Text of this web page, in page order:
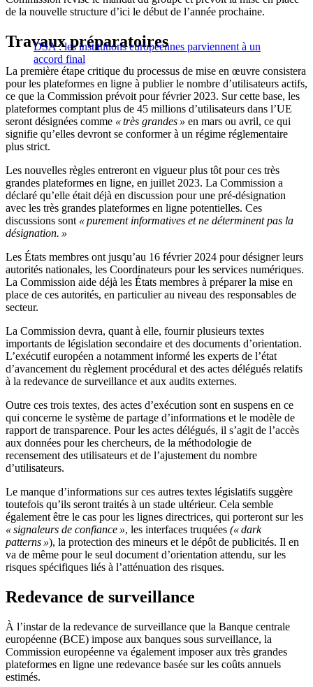
de la nouvelle structure d’ici le début de l’année prochaine.
DSA : les institutions européennes parviennent à un
accord final
Travaux préparatoires
La première étape critique du processus de mise en œuvre consistera
pour les plateformes en ligne à publier le nombre d’utilisateurs actifs,
ce que la Commission prévoit pour février 2023. Sur cette base, les
plateformes comptant plus de 45 millions d’utilisateurs dans l’UE
seront désignées comme « très grandes » en mars ou avril, ce qui
signifie qu’elles devront se conformer à un régime réglementaire
plus strict.
Les nouvelles règles entreront en vigueur plus tôt pour ces très
grandes plateformes en ligne, en juillet 2023. La Commission a
déclaré qu’elle était déjà en discussion pour une pré-désignation
avec les très grandes plateformes en ligne potentielles. Ces
discussions sont « purement informatives et ne déterminent pas la
désignation. »
Les États membres ont jusqu’au 16 février 2024 pour désigner leurs
autorités nationales, les Coordinateurs pour les services numériques.
La Commission aide déjà les États membres à préparer la mise en
place de ces autorités, en particulier au niveau des responsables de
secteur.
La Commission devra, quant à elle, fournir plusieurs textes
importants de législation secondaire et des documents d’orientation.
L’exécutif européen a notamment informé les experts de l’état
d’avancement du règlement procédural et des actes délégués relatifs
à la redevance de surveillance et aux audits externes.
Outre ces trois textes, des actes d’exécution sont en suspens en ce
qui concerne le système de partage d’informations et le modèle de
rapport de transparence. Pour les actes délégués, il s’agit de l’accès
aux données pour les chercheurs, de la méthodologie de
recensement des utilisateurs et de l’ajustement du nombre
d’utilisateurs.
Le manque d’informations sur ces autres textes législatifs suggère
toutefois qu’ils seront traités à un stade ultérieur. Cela semble
également être le cas pour les lignes directrices, qui porteront sur les
« signaleurs de confiance », les interfaces truquées (« dark
patterns »), la protection des mineurs et le dépôt de publicités. Il en
va de même pour le seul document d’orientation attendu, sur les
risques spécifiques liés à l’atténuation des risques.
Redevance de surveillance
À l’instar de la redevance de surveillance que la Banque centrale
européenne (BCE) impose aux banques sous surveillance, la
Commission européenne va également imposer aux très grandes
plateformes en ligne une redevance basée sur les coûts annuels
estimés.